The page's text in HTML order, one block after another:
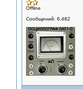
Offline
Сообщений: 6,482